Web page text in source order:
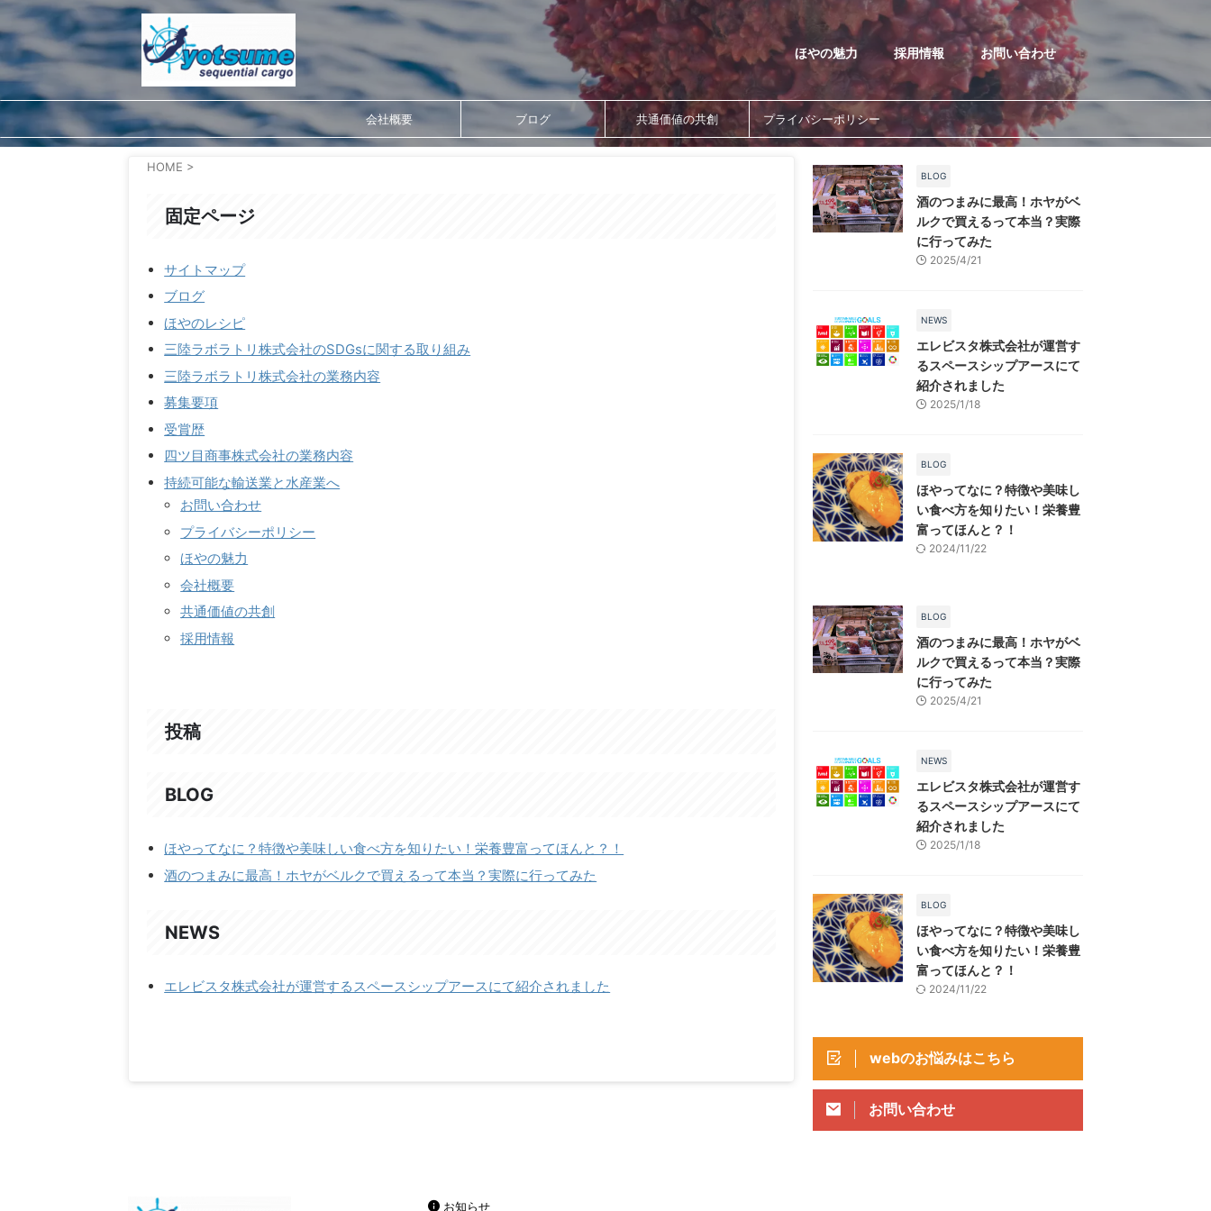
ほやの魅力 採用情報 お問い合わせ
会社概要 ブログ 共通価値の共創 プライバシーポリシー
HOME >
固定ページ
サイトマップ
ブログ
ほやのレシピ
三陸ラボラトリ株式会社のSDGsに関する取り組み
三陸ラボラトリ株式会社の業務内容
募集要項
受賞歴
四ツ目商事株式会社の業務内容
持続可能な輸送業と水産業へ
お問い合わせ
プライバシーポリシー
ほやの魅力
会社概要
共通価値の共創
採用情報
投稿
BLOG
ほやってなに？特徴や美味しい食べ方を知りたい！栄養豊富ってほんと？！
酒のつまみに最高！ホヤがベルクで買えるって本当？実際に行ってみた
NEWS
エレビスタ株式会社が運営するスペースシップアースにて紹介されました
BLOG
酒のつまみに最高！ホヤがベ
ルクで買えるって本当？実際
に行ってみた
2025/4/21
NEWS
エレビスタ株式会社が運営す
るスペースシップアースにて
紹介されました
2025/1/18
BLOG
ほやってなに？特徴や美味し
い食べ方を知りたい！栄養豊
富ってほんと？！
2024/11/22
BLOG
酒のつまみに最高！ホヤがベ
ルクで買えるって本当？実際
に行ってみた
2025/4/21
NEWS
エレビスタ株式会社が運営す
るスペースシップアースにて
紹介されました
2025/1/18
BLOG
ほやってなに？特徴や美味し
い食べ方を知りたい！栄養豊
富ってほんと？！
2024/11/22
webのお悩みはこちら
お問い合わせ
お知らせ